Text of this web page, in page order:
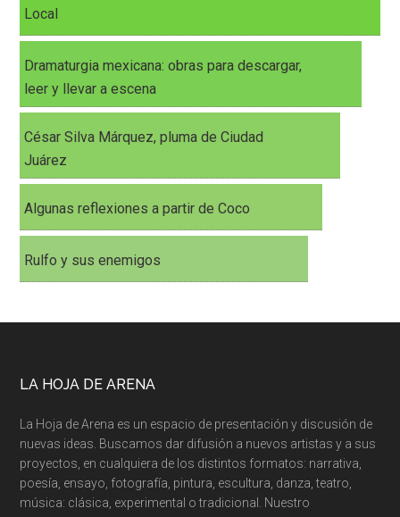
Local
Dramaturgia mexicana: obras para descargar,
leer y llevar a escena
César Silva Márquez, pluma de Ciudad
Juárez
Algunas reflexiones a partir de Coco
Rulfo y sus enemigos
LA HOJA DE ARENA
La Hoja de Arena es un espacio de presentación y discusión de
nuevas ideas. Buscamos dar difusión a nuevos artistas y a sus
proyectos, en cualquiera de los distintos formatos: narrativa,
poesía, ensayo, fotografía, pintura, escultura, danza, teatro,
música: clásica, experimental o tradicional. Nuestro